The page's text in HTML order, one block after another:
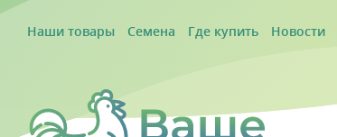
Наши товары Семена Где купить Новости